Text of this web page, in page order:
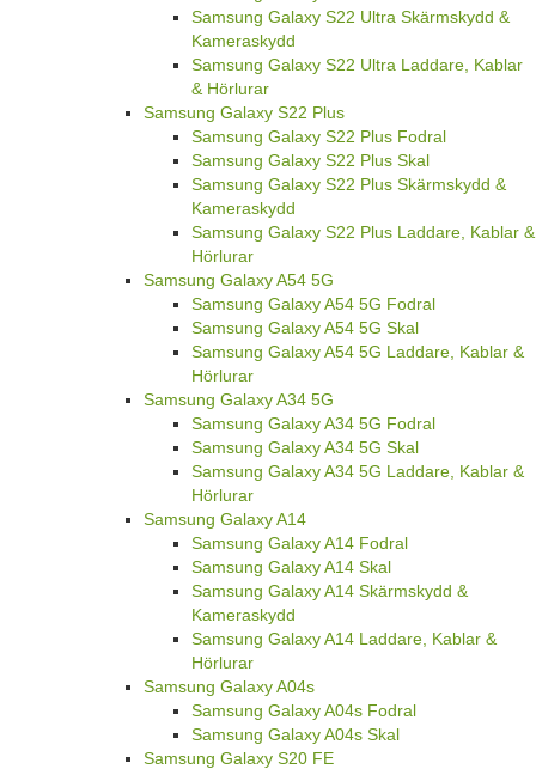
Samsung Galaxy S22 Ultra Skärmskydd &
Kameraskydd
Samsung Galaxy S22 Ultra Laddare, Kablar
& Hörlurar
Samsung Galaxy S22 Plus
Samsung Galaxy S22 Plus Fodral
Samsung Galaxy S22 Plus Skal
Samsung Galaxy S22 Plus Skärmskydd &
Kameraskydd
Samsung Galaxy S22 Plus Laddare, Kablar &
Hörlurar
Samsung Galaxy A54 5G
Samsung Galaxy A54 5G Fodral
Samsung Galaxy A54 5G Skal
Samsung Galaxy A54 5G Laddare, Kablar &
Hörlurar
Samsung Galaxy A34 5G
Samsung Galaxy A34 5G Fodral
Samsung Galaxy A34 5G Skal
Samsung Galaxy A34 5G Laddare, Kablar &
Hörlurar
Samsung Galaxy A14
Samsung Galaxy A14 Fodral
Samsung Galaxy A14 Skal
Samsung Galaxy A14 Skärmskydd &
Kameraskydd
Samsung Galaxy A14 Laddare, Kablar &
Hörlurar
Samsung Galaxy A04s
Samsung Galaxy A04s Fodral
Samsung Galaxy A04s Skal
Samsung Galaxy S20 FE